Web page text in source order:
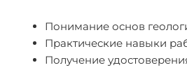
Понимание основ
Практические навыки
Получение